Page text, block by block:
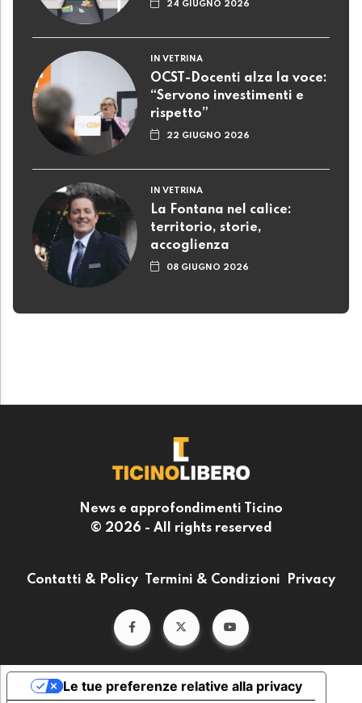
24 GIUGNO 2026
IN VETRINA
OCST-Docenti alza la voce:
“Servono investimenti e
rispetto”
22 GIUGNO 2026
IN VETRINA
La Fontana nel calice:
territorio, storie,
accoglienza
08 GIUGNO 2026
News e approfondimenti Ticino
© 2026 - All rights reserved
Contatti & Policy Termini & Condizioni Privacy
Le tue preferenze relative alla privacy